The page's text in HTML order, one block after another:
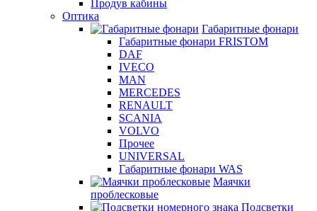
Продув кабины
Оптика
Габаритные фонари
Габаритные фонари FRISTOM
DAF
IVECO
MAN
MERCEDES
RENAULT
SCANIA
VOLVO
Прочее
UNIVERSAL
Габаритные фонари WAS
Маячки
проблесковые
Подсветки